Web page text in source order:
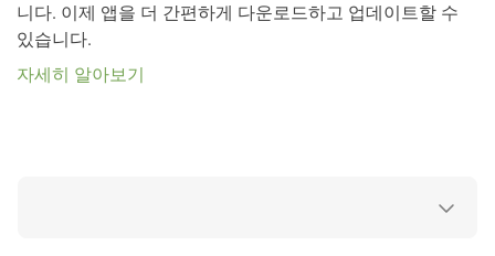
니다. 이제 앱을 더 간편하게 다운로드하고 업데이트할 수
있습니다.
자세히 알아보기